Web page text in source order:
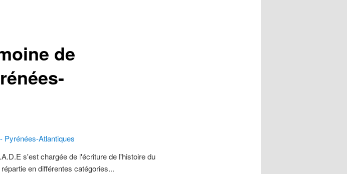
de
Pyrénées-Atlantiques
s'est chargée de l'écriture de l'histoire du
en différentes catégories...